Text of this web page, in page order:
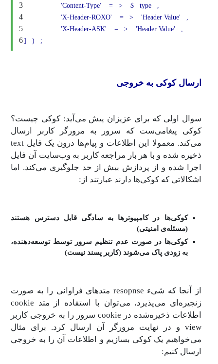
3
4
5
6
'Content-Type'
= > $ type
,
'X-Header-ROXO'
= > 'Header Value'
,
'X-Header-ASK'
= > 'Header Value'
,
]
) ;
ارسال کوکی به خروجی
سوال اولی که برای عزیزان پیش می‌آید:‌ کوکی چیست؟
کوکی پیغامی‌ست که سرور به مرورگر کاربر ارسال
می‌کند. معمولا این اطلاعات و پیام‌ها درون یک فایل text
ذخیره شده و با هر بار مراجعه کاربر به وب‌سایت آن فایل
اجرا شده و از پردازش بیش از حد جلوگیری می‌کند. اما
اشکالاتی که کوکی‌ها دارند عبارتند از:
کوکی‌ها در کامپیوترها به سادگی قابل دسترس هستند
(مسئله‌ی امنیتی)
کوکی‌ها در صورت عدم تنظیم سرور توسط توسعه‌دهنده،
به زودی پاک می‌شوند (کاربر پسند نیست)
از آنجا که شیء resopnse متدهای فراوانی را به صورت
زنجیره‌ای می‌پذیرد، می‌توان با استفاده از متد cookie
اطلاعات ذخیره‌شده در cookie سرور را به خروجی کاربر
view و در نهایت مرورگر آن ارسال کرد. برای مثال
می‌خواهیم یک کوکی بسازیم و اطلاعات آن را به خروجی
ارسال کنیم: